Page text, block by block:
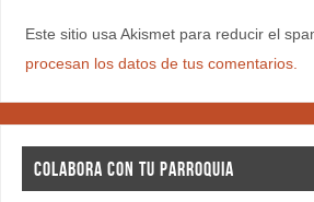
Este sitio usa Akismet para reducir el
procesan los datos de tus comentarios.
COLABORA CON TU PARROQUIA